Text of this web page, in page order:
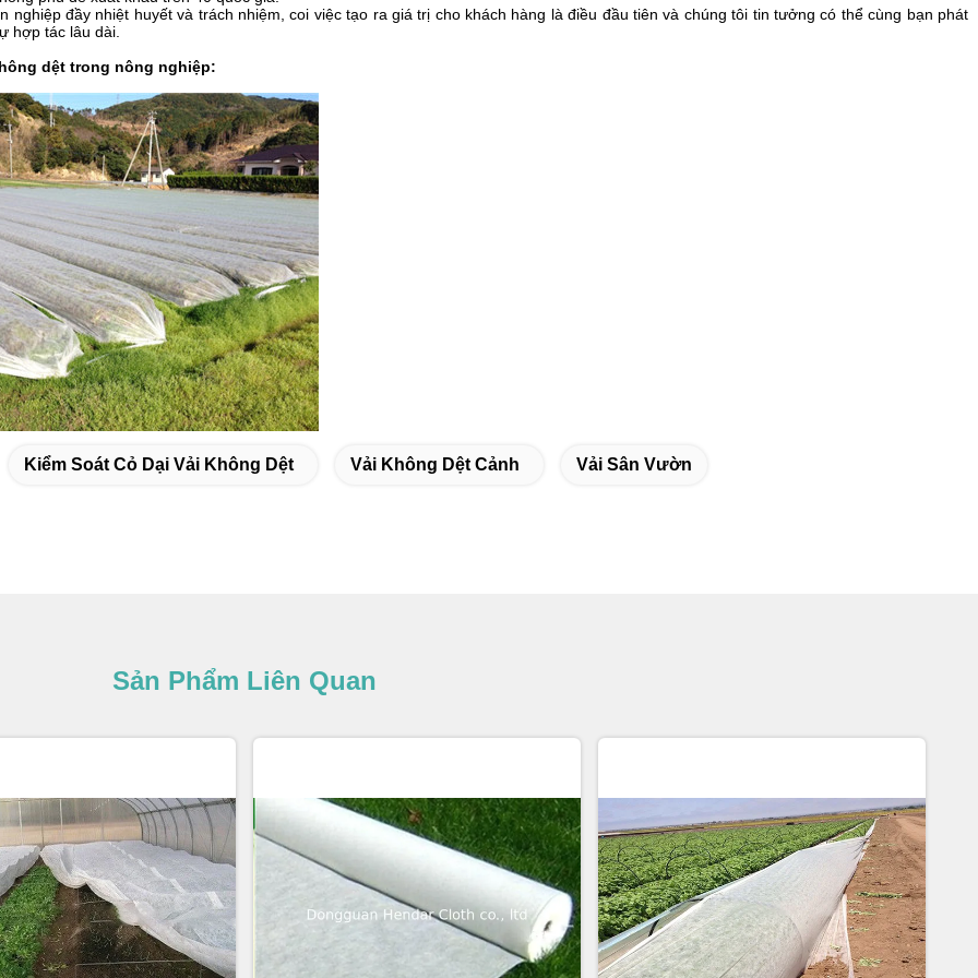
nghiệp đầy nhiệt huyết và trách nhiệm, coi việc tạo ra giá trị cho khách hàng là điều đầu tiên và chúng tôi tin tưởng có thể cùng bạn phát
hợp tác lâu dài.
dệt trong nông nghiệp:
Kiểm Soát Cỏ Dại Vải Không Dệt Vải Không Dệt Cảnh Vải Sân Vườn
Sản Phẩm Liên Quan